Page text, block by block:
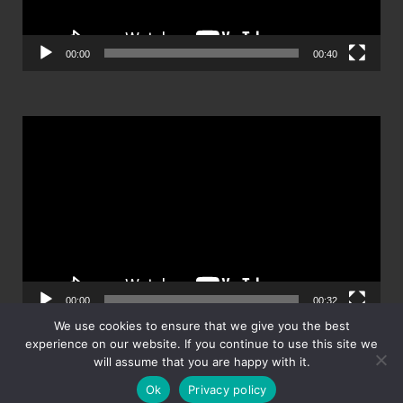
00:00 00:40
00:00 00:32
WordPressandHitMag.
We use cookies to ensure that we give you the best
experience on our website. If you continue to use this site we
will assume that you are happy with it.
Ok
Privacy policy